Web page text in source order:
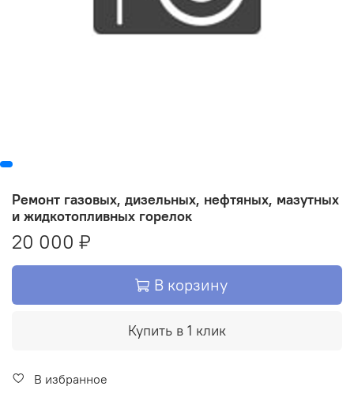
Ремонт газовых, дизельных, нефтяных, мазутных
и жидкотопливных горелок
20 000 ₽
В корзину
Купить в 1 клик
В избранное